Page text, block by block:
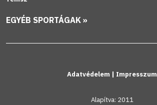
EGYÉB SPORTÁGAK »
Adatvédelem | Impresszum
Alapítva: 2011